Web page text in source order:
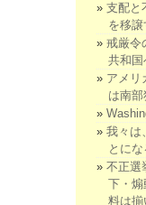
支配と
を移
戒厳令
共和国
アメリ
は南部
我々は
とにな
不正選
下・煽
料は揃